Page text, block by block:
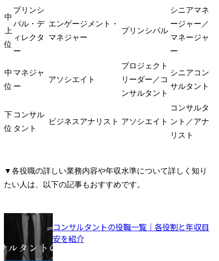
中
上
位
プリンシ
パル・デ
ィレクタ
ー
エンゲージメント・
マネジャー
プリンシパル
シニアマネ
ージャー／
マネージャ
ー
中
位
マネジャ
ー
アソシエイト
プロジェクト
リーダー／コ
ンサルタント
シニアコン
サルタント
下
位
コンサル
タント
ビジネスアナリスト アソシエイト
コンサルタ
ント／アナ
リスト
▼各役職の詳しい業務内容や年収水準について詳しく知り
たい人は、以下の記事もおすすめです。
コンサルタントの役職一覧｜各役割と年収目
安を紹介